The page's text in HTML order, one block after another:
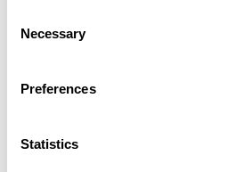
Selection
Necessary
Preferences
Statistics
456,00 EUR